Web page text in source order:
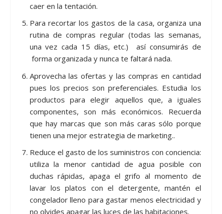
caer en la tentación.
Para recortar los gastos de la casa, organiza una
rutina de compras regular (todas las semanas,
una vez cada 15 días, etc.) así consumirás de
forma organizada y nunca te faltará nada.
Aprovecha las ofertas y las compras en cantidad
pues los precios son preferenciales. Estudia los
productos para elegir aquellos que, a iguales
componentes, son más económicos. Recuerda
que hay marcas que son más caras sólo porque
tienen una mejor estrategia de marketing..
Reduce el gasto de los suministros con conciencia:
utiliza la menor cantidad de agua posible con
duchas rápidas, apaga el grifo al momento de
lavar los platos con el detergente, mantén el
congelador lleno para gastar menos electricidad y
no olvides apagar las luces de las habitaciones.